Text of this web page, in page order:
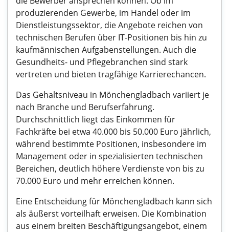
produzierenden Gewerbe, im Handel oder im
Dienstleistungssektor, die Angebote reichen von
technischen Berufen über IT-Positionen bis hin zu
kaufmännischen Aufgabenstellungen. Auch die
Gesundheits- und Pflegebranchen sind stark
vertreten und bieten tragfähige Karrierechancen.
Das Gehaltsniveau in Mönchengladbach variiert je
nach Branche und Berufserfahrung.
Durchschnittlich liegt das Einkommen für
Fachkräfte bei etwa 40.000 bis 50.000 Euro jährlich,
während bestimmte Positionen, insbesondere im
Management oder in spezialisierten technischen
Bereichen, deutlich höhere Verdienste von bis zu
70.000 Euro und mehr erreichen können.
Eine Entscheidung für Mönchengladbach kann sich
als äußerst vorteilhaft erweisen. Die Kombination
aus einem breiten Beschäftigungsangebot, einem